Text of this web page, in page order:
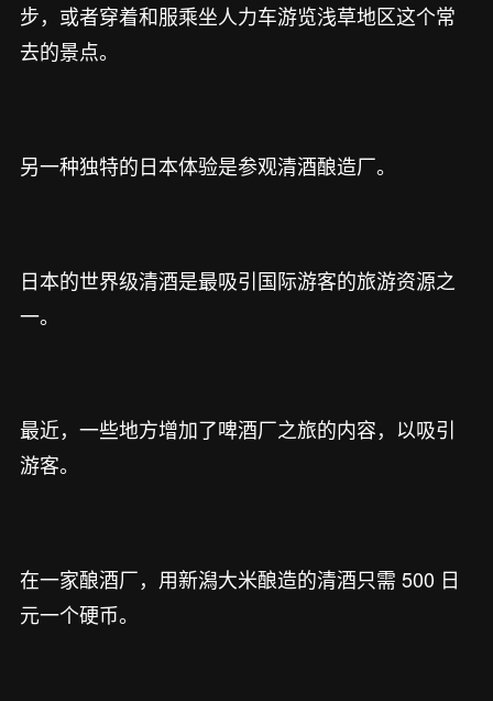
步，或者穿着和服乘坐人力车游览浅草地区这个常
去的景点。
另一种独特的日本体验是参观清酒酿造厂。
日本的世界级清酒是最吸引国际游客的旅游资源之
一。
最近，一些地方增加了啤酒厂之旅的内容，以吸引
游客。
在一家酿酒厂，用新潟大米酿造的清酒只需 500 日
元一个硬币。